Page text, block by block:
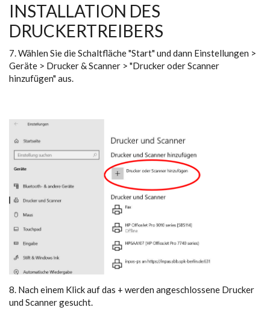
INSTALLATION DES
DRUCKERTREIBERS
7. Wählen Sie die Schaltfläche "Start" und dann Einstellungen >
Geräte > Drucker & Scanner > "Drucker oder Scanner
hinzufügen" aus.
8. Nach einem Klick auf das + werden angeschlossene Drucker
und Scanner gesucht.